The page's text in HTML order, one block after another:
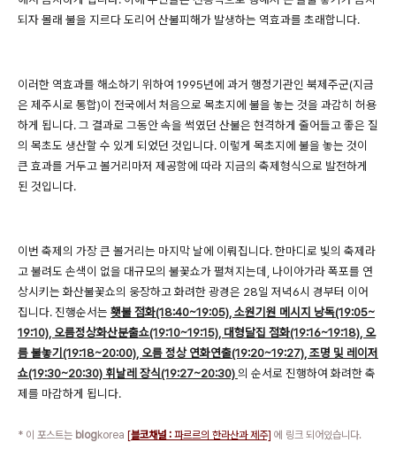
되자 몰래 불을 지르다 도리어 산불피해가 발생하는 역효과를 초래합니다.
이러한 역효과를 해소하기 위하여 1995년에 과거 행정기관인 북제주군(지금
은 제주시로 통합)이 전국에서 처음으로 목초지에 불을 놓는 것을 과감히 허용
하게 됩니다. 그 결과로 그동안 속을 썩였던 산불은 현격하게 줄어들고 좋은 질
의 목초도 생산할 수 있게 되었던 것입니다. 이렇게 목초지에 불을 놓는 것이
큰 효과를 거두고 볼거리마저 제공함에 따라 지금의 축제형식으로 발전하게
된 것입니다.
이번 축제의 가장 큰 볼거리는 마지막 날에 이뤄집니다. 한마디로 빛의 축제라
고 불려도 손색이 없을 대규모의 불꽃쇼가 펼쳐지는데, 나이아가라 폭포를 연
상시키는 화산불꽃쇼의 웅장하고 화려한 광경은 28일 저녁6시 경부터 이어
집니다. 진행순서는 횃불 점화(18:40~19:05), 소원기원 메시지 낭독(19:05~
19:10), 오름정상화산분출쇼(19:10~19:15), 대형달집 점화(19:16~19:18), 오
름 불놓기(19:18~20:00), 오름 정상 연화연출(19:20~19:27), 조명 및 레이저
쇼(19:30~20:30) 휘날레 장식(19:27~20:30)의 순서로 진행하여 화려한 축
제를 마감하게 됩니다.
* 이 포스트는 blogkorea [블코채널 : 파르르의 한라산과 제주] 에 링크 되어있습니다.